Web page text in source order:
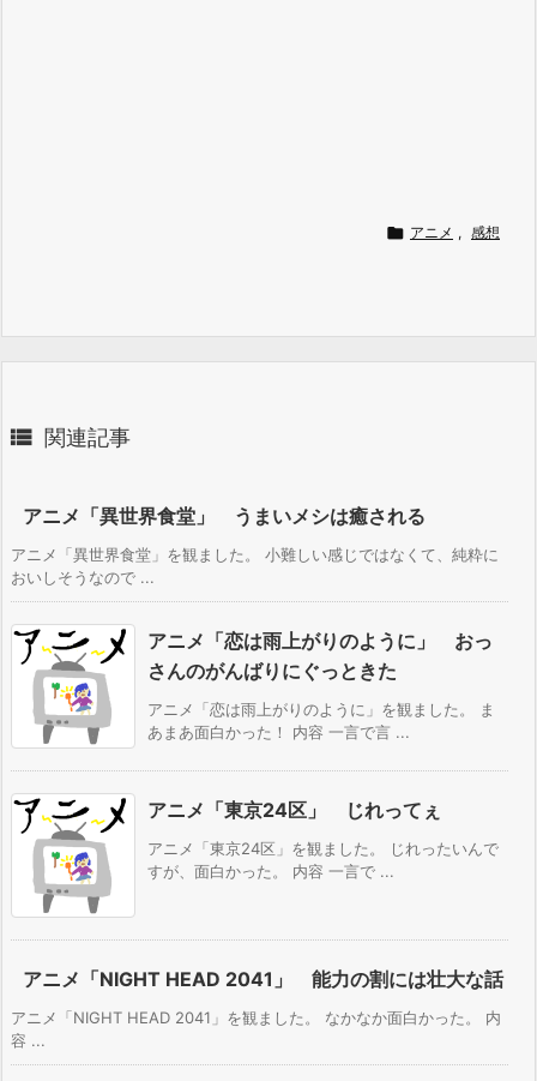
 アニメ , 感想
 関連記事
アニメ「異世界食堂」 うまいメシは癒される
アニメ「異世界食堂」を観ました。 小難しい感じではなくて、純粋に
おいしそうなので ...
アニメ「恋は雨上がりのように」 おっ
さんのがんばりにぐっときた
アニメ「恋は雨上がりのように」を観ました。 ま
あまあ面白かった！ 内容 一言で言 ...
アニメ「東京24区」 じれってぇ
アニメ「東京24区」を観ました。 じれったいんで
すが、面白かった。 内容 一言で ...
アニメ「NIGHT HEAD 2041」 能力の割には壮大な話
アニメ「NIGHT HEAD 2041」を観ました。 なかなか面白かった。 内
容 ...